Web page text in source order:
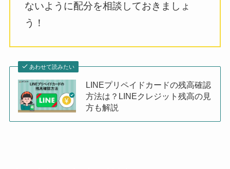
ないように配分を相談しておきましょ
う！
あわせて読みたい
LINEプリペイドカードの残高確認
方法は？LINEクレジット残高の見
方も解説